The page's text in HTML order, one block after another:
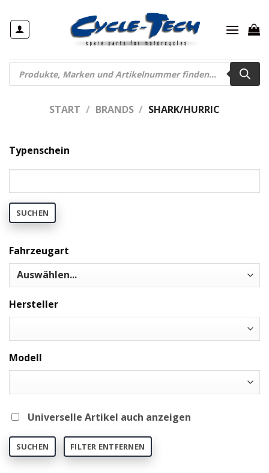
Inhalt
springen
Products
search
START / BRANDS / SHARK/HURRIC
Typenschein
SUCHEN
Fahrzeugart
Hersteller
Modell
Universelle Artikel auch anzeigen
SUCHEN FILTER ENTFERNEN